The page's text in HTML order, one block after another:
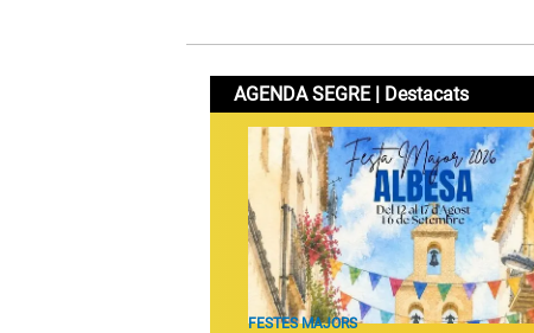
AGENDA SEGRE | Destacats
FESTES MAJORS